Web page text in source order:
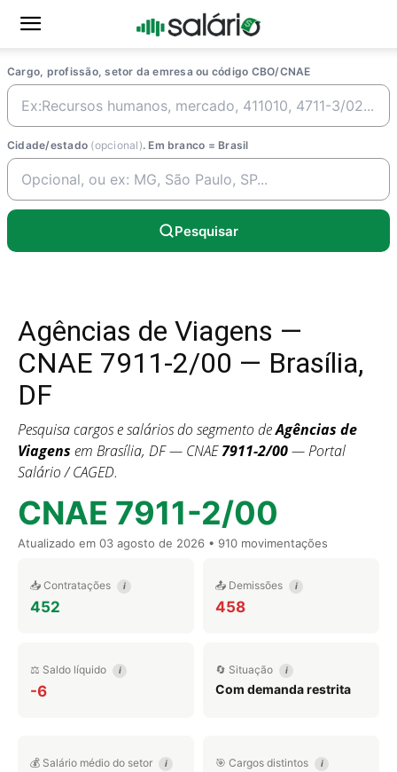
Cargo, profissão, setor da emresa ou código CBO/CNAE
Cidade/estado (opcional). Em branco = Brasil
Pesquisar
Agências de Viagens —
CNAE 7911-2/00 — Brasília,
DF
Pesquisa cargos e salários do segmento deAgências de
Viagens em Brasília, DF — CNAE7911-2/00— Portal
Salário / CAGED.
CNAE 7911-2/00
Atualizado em 03 agosto de 2026 • 910 movimentações
📥 Contratações i
452
📤 Demissões i
458
⚖️ Saldo líquido i
-6
🔄 Situação i
Com demanda restrita
💰 Salário médio do setor i 🎯 Cargos distintos i